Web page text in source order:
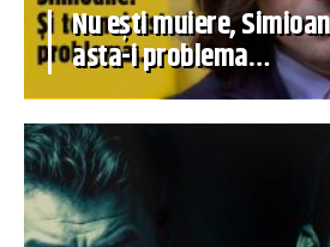
Nu ești muiere,
asta-i problema…